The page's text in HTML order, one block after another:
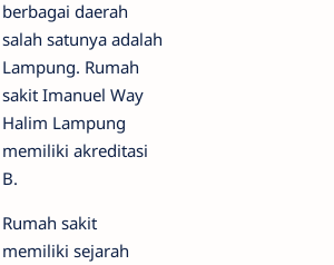
berbagai daerah
salah satunya adalah
Lampung. Rumah
sakit Imanuel Way
Halim Lampung
memiliki akreditasi
B.
Rumah sakit
memiliki sejarah